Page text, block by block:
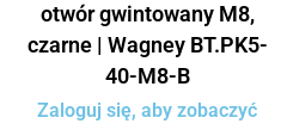
otwór gwintowany M8,
czarne | Wagney BT.PK5-
40-M8-B
Zaloguj się, aby zobaczyć